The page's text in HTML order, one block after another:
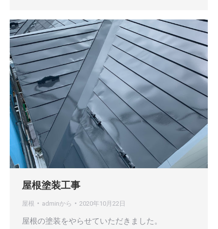
屋根塗装工事
屋根 adminから 2020年10月22日
屋根の塗装をやらせていただきました。